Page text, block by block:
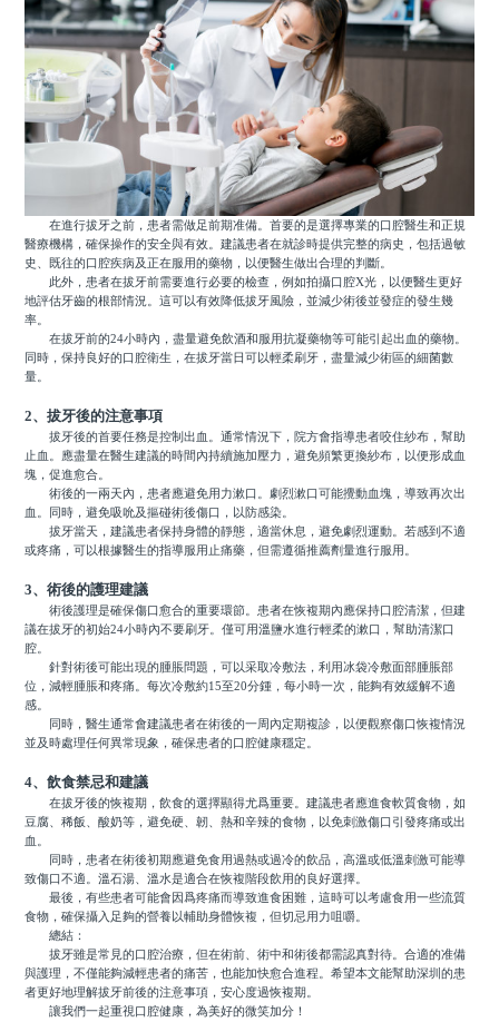
在進行拔牙之前，患者需做足前期准備。首要的是選擇專業的口腔醫生和正規
醫療機構，確保操作的安全與有效。建議患者在就診時提供完整的病史，包括過敏
史、既往的口腔疾病及正在服用的藥物，以便醫生做出合理的判斷。
此外，患者在拔牙前需要進行必要的檢查，例如拍攝口腔X光，以便醫生更好
地評估牙齒的根部情況。這可以有效降低拔牙風險，並減少術後並發症的發生幾
率。
在拔牙前的24小時內，盡量避免飲酒和服用抗凝藥物等可能引起出血的藥物。
同時，保持良好的口腔衛生，在拔牙當日可以輕柔刷牙，盡量減少術區的細菌數
量。
2、拔牙後的注意事項
拔牙後的首要任務是控制出血。通常情況下，院方會指導患者咬住紗布，幫助
止血。應盡量在醫生建議的時間內持續施加壓力，避免頻繁更換紗布，以便形成血
塊，促進愈合。
術後的一兩天內，患者應避免用力漱口。劇烈漱口可能攪動血塊，導致再次出
血。同時，避免吸吮及摳碰術後傷口，以防感染。
拔牙當天，建議患者保持身體的靜態，適當休息，避免劇烈運動。若感到不適
或疼痛，可以根據醫生的指導服用止痛藥，但需遵循推薦劑量進行服用。
3、術後的護理建議
術後護理是確保傷口愈合的重要環節。患者在恢複期內應保持口腔清潔，但建
議在拔牙的初始24小時內不要刷牙。僅可用溫鹽水進行輕柔的漱口，幫助清潔口
腔。
針對術後可能出現的腫脹問題，可以采取冷敷法，利用冰袋冷敷面部腫脹部
位，減輕腫脹和疼痛。每次冷敷約15至20分鍾，每小時一次，能夠有效緩解不適
感。
同時，醫生通常會建議患者在術後的一周內定期複診，以便觀察傷口恢複情況
並及時處理任何異常現象，確保患者的口腔健康穩定。
4、飲食禁忌和建議
在拔牙後的恢複期，飲食的選擇顯得尤爲重要。建議患者應進食軟質食物，如
豆腐、稀飯、酸奶等，避免硬、韌、熱和辛辣的食物，以免刺激傷口引發疼痛或出
血。
同時，患者在術後初期應避免食用過熱或過冷的飲品，高溫或低溫刺激可能導
致傷口不適。溫石湯、溫水是適合在恢複階段飲用的良好選擇。
最後，有些患者可能會因爲疼痛而導致進食困難，這時可以考慮食用一些流質
食物，確保攝入足夠的營養以輔助身體恢複，但切忌用力咀嚼。
總結：
拔牙雖是常見的口腔治療，但在術前、術中和術後都需認真對待。合適的准備
與護理，不僅能夠減輕患者的痛苦，也能加快愈合進程。希望本文能幫助深圳的患
者更好地理解拔牙前後的注意事項，安心度過恢複期。
讓我們一起重視口腔健康，為美好的微笑加分！